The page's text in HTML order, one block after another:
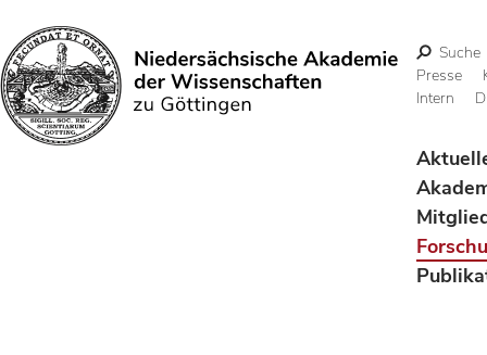
Suchen
Suche
Presse
Intern